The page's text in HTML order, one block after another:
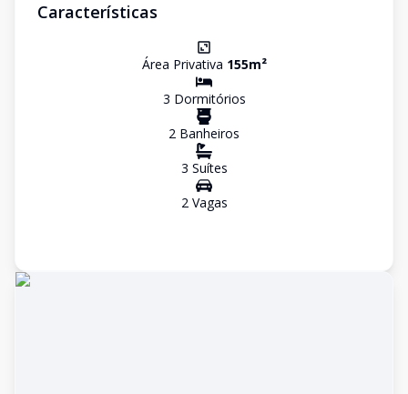
Características
Área Privativa 155m²
3 Dormitórios
2 Banheiros
3 Suítes
2Vagas